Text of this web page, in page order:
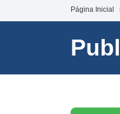
Página Inicial